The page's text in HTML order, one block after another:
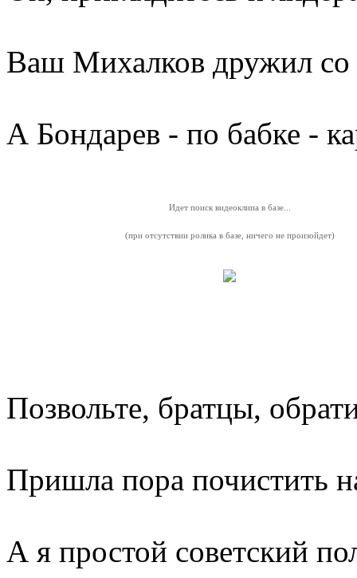
Ваш Михалков дружил
А Бондарев - по бабке -
Идет поиск видеоклипа в базе...
(при отсутствии ролика в базе, ничего не произойдет)
Позвольте, братцы,
Пришла пора почистить
А я простой советский